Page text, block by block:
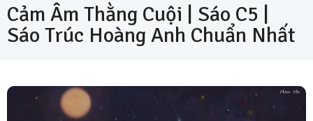
Cảm Âm Thằng Cuội | Sáo C5 |
Sáo Trúc Hoàng Anh Chuẩn Nhất